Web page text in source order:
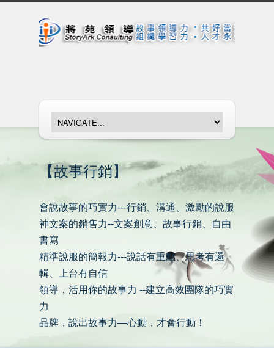
【故事行銷】
會說故事的巧實力---行銷、溝通、激勵的說服
神文案的銷售力--文案創意、故事行銷、自由
書寫
精準說服的簡報力---說話有重點、思考有邏
輯、上台有自信
領導，活用你的故事力 --建立高效團隊的巧實
力
品牌，說出故事力—心動，才會行動！